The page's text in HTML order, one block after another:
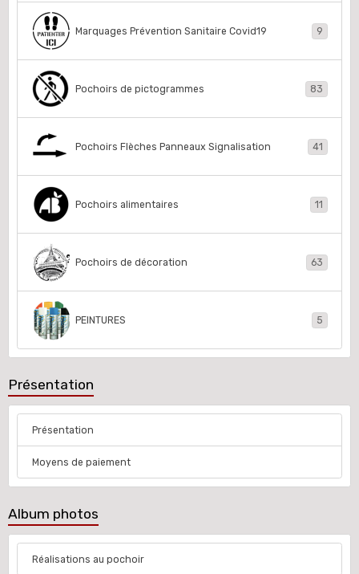
Marquages Prévention Sanitaire Covid19 9
Pochoirs de pictogrammes 83
Pochoirs Flèches Panneaux Signalisation 41
Pochoirs alimentaires 11
Pochoirs de décoration 63
PEINTURES 5
Présentation
Présentation
Moyens de paiement
Album photos
Réalisations au pochoir